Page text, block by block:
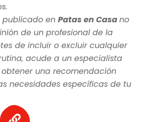
publicado en Patas en Casano
de un profesional de la
de incluir o excluir cualquier
acude a un especialista
una recomendación
necesidades específicas de tu